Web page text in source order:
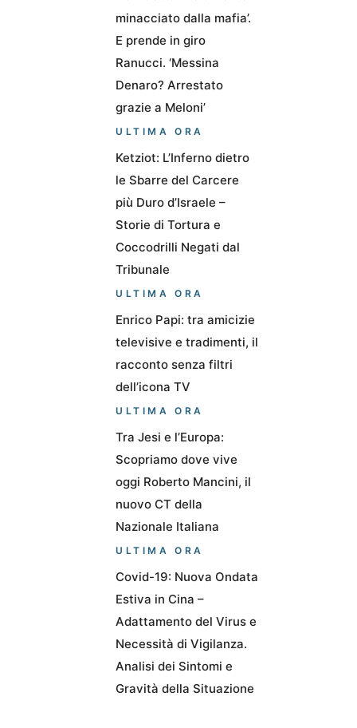
minacciato dalla mafia’.
E prende in giro
Ranucci. ‘Messina
Denaro? Arrestato
grazie a Meloni’
ULTIMA ORA
Ketziot: L’Inferno dietro
le Sbarre del Carcere
più Duro d’Israele –
Storie di Tortura e
Coccodrilli Negati dal
Tribunale
ULTIMA ORA
Enrico Papi: tra amicizie
televisive e tradimenti, il
racconto senza filtri
dell’icona TV
ULTIMA ORA
Tra Jesi e l’Europa:
Scopriamo dove vive
oggi Roberto Mancini, il
nuovo CT della
Nazionale Italiana
ULTIMA ORA
Covid-19: Nuova Ondata
Estiva in Cina –
Adattamento del Virus e
Necessità di Vigilanza.
Analisi dei Sintomi e
Gravità della Situazione